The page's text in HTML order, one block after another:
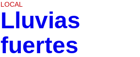
LOCAL
Lluvias
fuertes